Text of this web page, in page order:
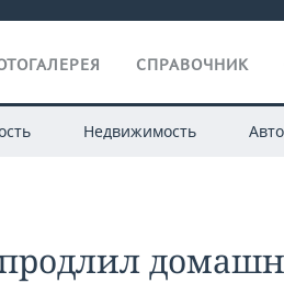
СПРАВОЧНИК
Недвижимость Авто